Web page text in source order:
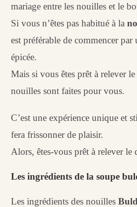
mariage entre les nouilles et le
Si vous n’êtes pas habitué à la
est préférable de commencer
épicée.
Mais si vous êtes prêt à relever
nouilles sont faites pour vous.
C’est une expérience unique et
fera frissonner de plaisir.
Alors, êtes-vous prêt à relever le
Les ingrédients de la soupe
Les ingrédients des nouilles